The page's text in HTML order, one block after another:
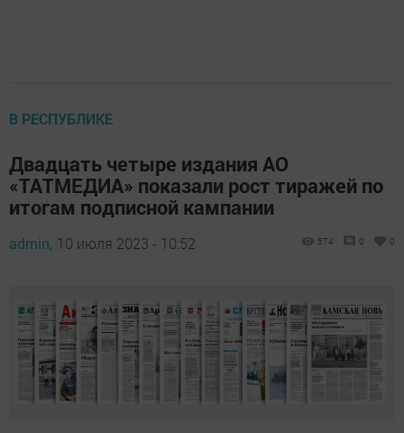
В РЕСПУБЛИКЕ
Двадцать четыре издания АО
«ТАТМЕДИА» показали рост тиражей по
итогам подписной кампании
admin, 10 июля 2023 - 10:52 574 0 0